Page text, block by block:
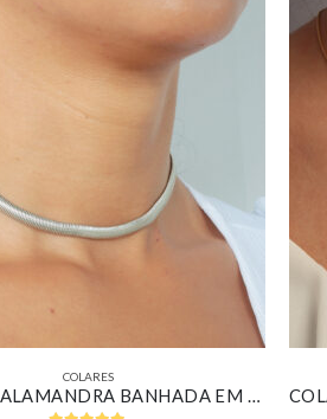
COLARES
CHOKER SALAMANDRA BANHADA EM OURO BRANCO